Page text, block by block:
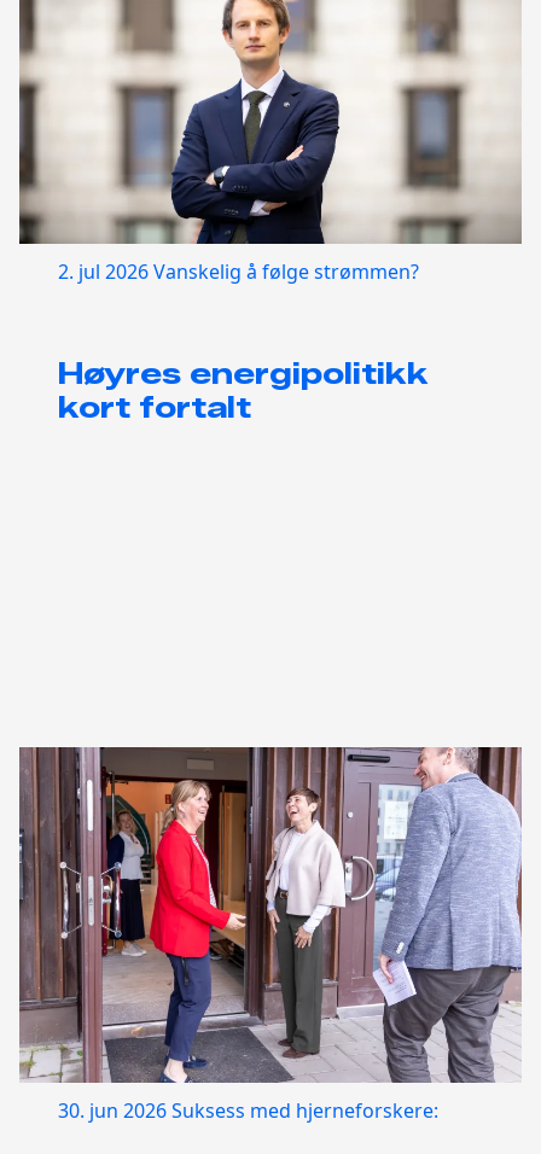
2. jul 2026Vanskelig å følge strømmen?
Høyres energipolitikk
kort fortalt
30. jun 2026Suksess med hjerneforskere: